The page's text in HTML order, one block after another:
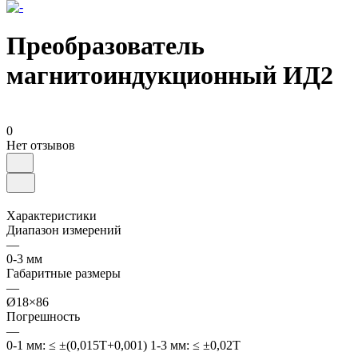
Преобразователь
магнитоиндукционный ИД2
0
Нет отзывов
Характеристики
Диапазон измерений
—
0-3 мм
Габаритные размеры
—
Ø18×86
Погрешность
—
0-1 мм: ≤ ±(0,015T+0,001) 1-3 мм: ≤ ±0,02T